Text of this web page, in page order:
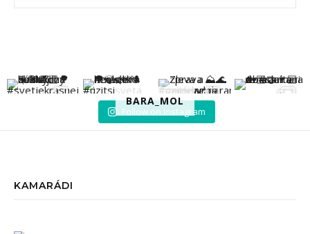
BARA_MOL
Follow on Instagram
KAMARÁDI